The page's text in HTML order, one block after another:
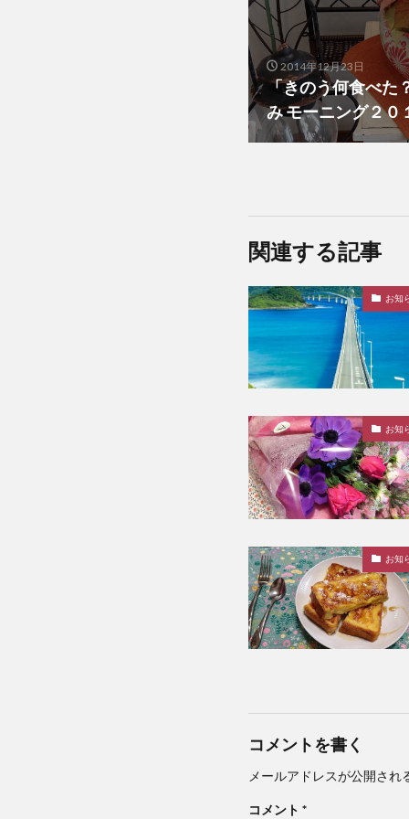
2014年12月23日
「きのう何食べた
み モーニング２０
関連する記事
お知
お知
お知
コメントを書く
メールアドレスが公開され
コメント *